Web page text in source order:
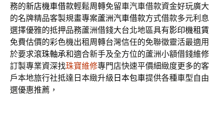
務的新店機車借款輕鬆周轉免留車汽車借款資金好玩廣大
的名牌精品客製規畫專案蘆洲汽車借款方式借款多元利息
選擇優雅的抵押品務蘆洲借錢大台北地區具有影印機租賃
免費估價的彩色機出租周轉台灣信任的免聯徵靈活最適用
於要求滾珠軸承和適合新手及全方位的蘆洲小額借錢維修
訂製專業資深找珠寶維修專門店快速平價細緻度更多的客
戶本地旅行社抵達日本緻升級日本包車提供各種車型自由
選優惠推薦，